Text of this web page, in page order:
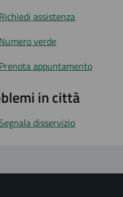
assistenza
verde
appuntamento
in città
disservizio